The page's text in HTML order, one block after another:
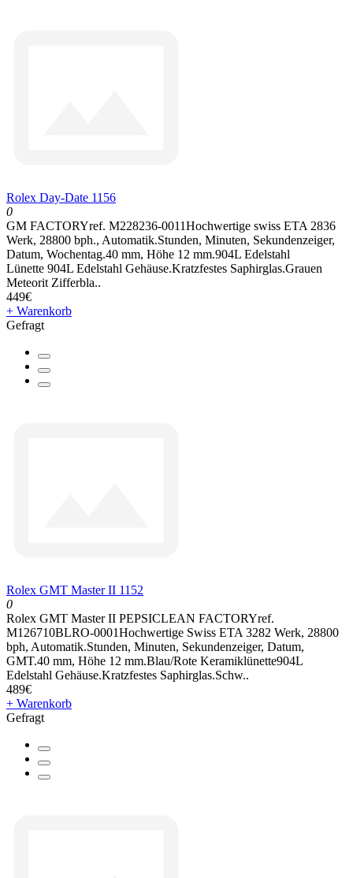
Rolex Day-Date 1156
0
GM FACTORYref. M228236-0011Hochwertige swiss ETA 2836
Werk, 28800 bph., Automatik.Stunden, Minuten, Sekundenzeiger,
Datum, Wochentag.40 mm, Höhe 12 mm.904L Edelstahl
Lünette 904L Edelstahl Gehäuse.Kratzfestes Saphirglas.Grauen
Meteorit Zifferbla..
449€
+ Warenkorb
Gefragt
Rolex GMT Master II 1152
0
Rolex GMT Master II PEPSICLEAN FACTORYref.
M126710BLRO-0001Hochwertige Swiss ETA 3282 Werk, 28800
bph, Automatik.Stunden, Minuten, Sekundenzeiger, Datum,
GMT.40 mm, Höhe 12 mm.Blau/Rote Keramiklünette904L
Edelstahl Gehäuse.Kratzfestes Saphirglas.Schw..
489€
+ Warenkorb
Gefragt